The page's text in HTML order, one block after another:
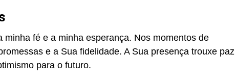
fé e a minha esperança. Nos momentos de
e a Sua fidelidade. A Sua presença trouxe paz
para o futuro.